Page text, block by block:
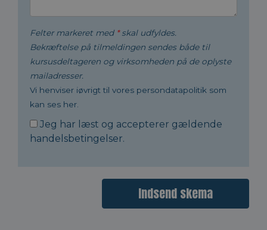
Felter markeret med *skal udfyldes.
Bekræftelse på tilmeldingen sendes både til
kursusdeltageren og virksomheden på de oplyste
mailadresser.
Vi henviser iøvrigt til vores persondatapolitik som
kan ses her.
Jeg har læst og accepterer gældende
handelsbetingelser.
Indsend skema